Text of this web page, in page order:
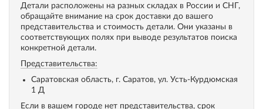
Детали расположены на разных складах в России и СНГ,
обращайте внимание на срок доставки до вашего
представительства и стоимость детали. Они указаны в
соответствующих полях при выводе результатов поиска
конкретной детали.
Представительства:
Саратовская область, г. Саратов, ул. Усть-Курдюмская
1 Д
Если в вашем городе нет представительства, срок